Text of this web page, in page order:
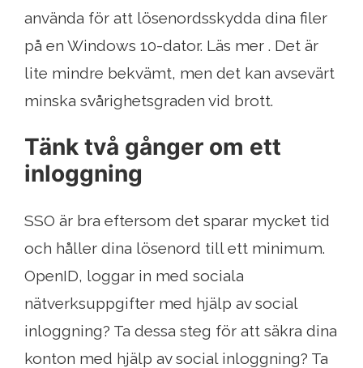
använda för att lösenordsskydda dina filer
på en Windows 10-dator. Läs mer . Det är
lite mindre bekvämt, men det kan avsevärt
minska svårighetsgraden vid brott.
Tänk två gånger om ett
inloggning
SSO är bra eftersom det sparar mycket tid
och håller dina lösenord till ett minimum.
OpenID, loggar in med sociala
nätverksuppgifter med hjälp av social
inloggning? Ta dessa steg för att säkra dina
konton med hjälp av social inloggning? Ta